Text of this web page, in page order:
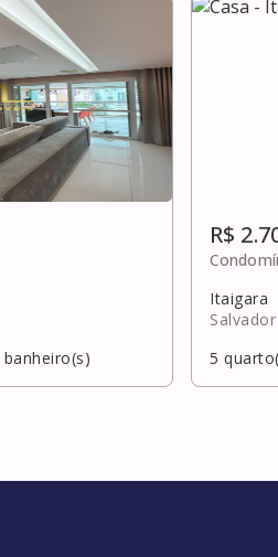
banheiro(s)
R$
Itaigara
Salvador
5